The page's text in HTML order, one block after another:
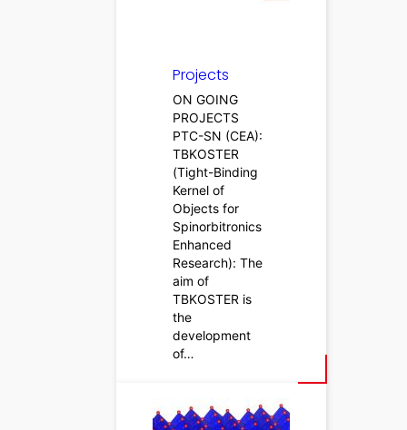
Projects
ON GOING
PROJECTS
PTC-SN (CEA):
TBKOSTER
(Tight-Binding
Kernel of
Objects for
Spinorbitronics
Enhanced
Research): The
aim of
TBKOSTER is
the
development
of…